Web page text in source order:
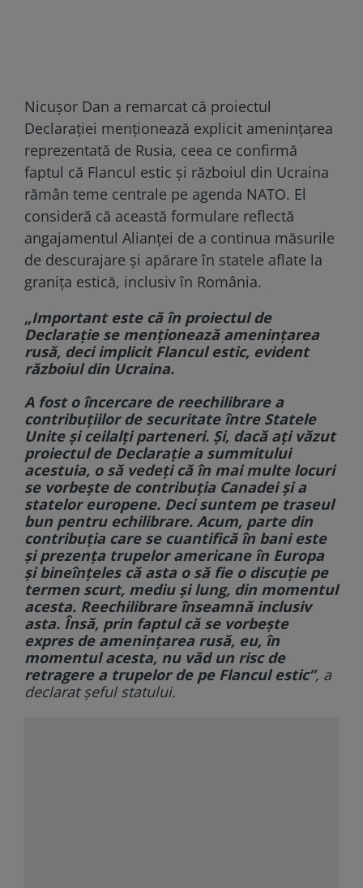
Nicușor Dan a remarcat că proiectul
Declarației menționează explicit amenințarea
reprezentată de Rusia, ceea ce confirmă
faptul că Flancul estic și războiul din Ucraina
rămân teme centrale pe agenda NATO. El
consideră că această formulare reflectă
angajamentul Alianței de a continua măsurile
de descurajare și apărare în statele aflate la
granița estică, inclusiv în România.
„Important este că în proiectul de
Declarație se menționează amenințarea
rusă, deci implicit Flancul estic, evident
războiul din Ucraina.
A fost o încercare de reechilibrare a
contribuțiilor de securitate între Statele
Unite și ceilalți parteneri. Și, dacă ați văzut
proiectul de Declarație a summitului
acestuia, o să vedeți că în mai multe locuri
se vorbește de contribuția Canadei și a
statelor europene. Deci suntem pe traseul
bun pentru echilibrare. Acum, parte din
contribuția care se cuantifică în bani este
și prezența trupelor americane în Europa
și bineînțeles că asta o să fie o discuție pe
termen scurt, mediu și lung, din momentul
acesta. Reechilibrare înseamnă inclusiv
asta. Însă, prin faptul că se vorbește
expres de amenințarea rusă, eu, în
momentul acesta, nu văd un risc de
retragere a trupelor de pe Flancul estic”, a
declarat șeful statului.